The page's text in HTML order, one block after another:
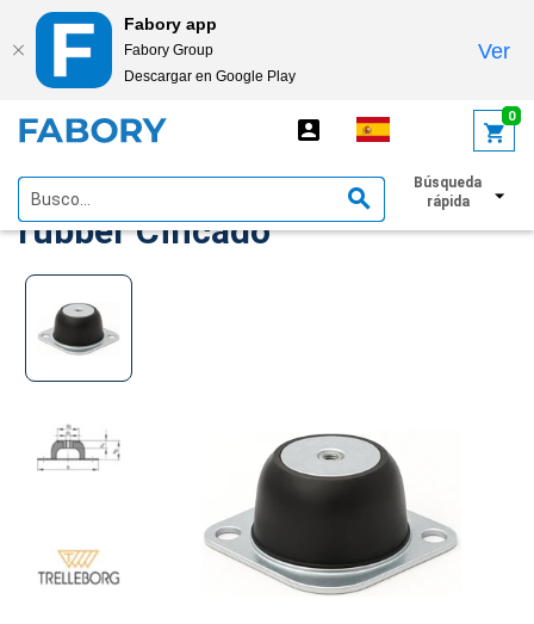
Fabory app
Fabory Group
Descargar en Google Play
Ver
0
Búsqueda
rápida
Apoyo tipo M Steel/natural
rubber Cincado